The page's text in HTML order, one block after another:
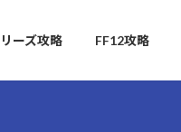
ーズ攻略 FF12攻略